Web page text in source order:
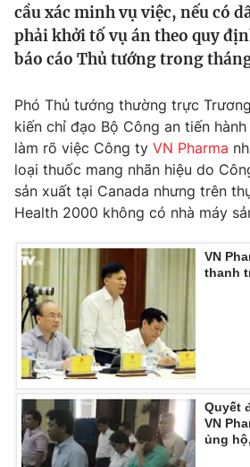
Thế giới
Tin tức
Câu chuyện quốc tế
Tài chính
Thị trường
Góc doanh nghiệp
Dữ liệu và đời sống
Truyền hình
Phim VTV
Hậu trường
Nhân vật
Khán giả
Giải sao mai
Điện ảnh
Âm nhạc
Sao
Đời sống
Du lịch
Làm đẹp
Chất lượng cuộc sống
Giáo dục
Tuyển sinh
Học trực tuyến
Công nghệ
Hitech Công nghệ tương lai
Sản phẩm
Giao lưu trực tuyến
cầu xác minh vụ việc, nếu có
phải khởi tố vụ án theo quy
báo cáo Thủ tướng trong
Phó Thủ tướng thường trực
kiến chỉ đạo Bộ Công an tiến
làm rõ việc Công ty VN Pharma
loại thuốc mang nhãn hiệu do
sản xuất tại Canada nhưng trên
Health 2000 không có nhà máy
VN
thanh
Quyết
VN
ủng